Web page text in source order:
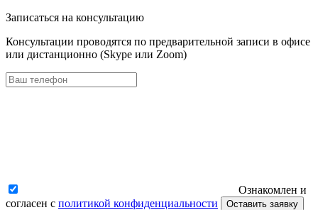
Записаться на консультацию
Консультации проводятся по предварительной записи в офисе
или дистанционно (Skype или Zoom)
Ознакомлен и
согласен с политикой конфиденциальности Оставить заявку